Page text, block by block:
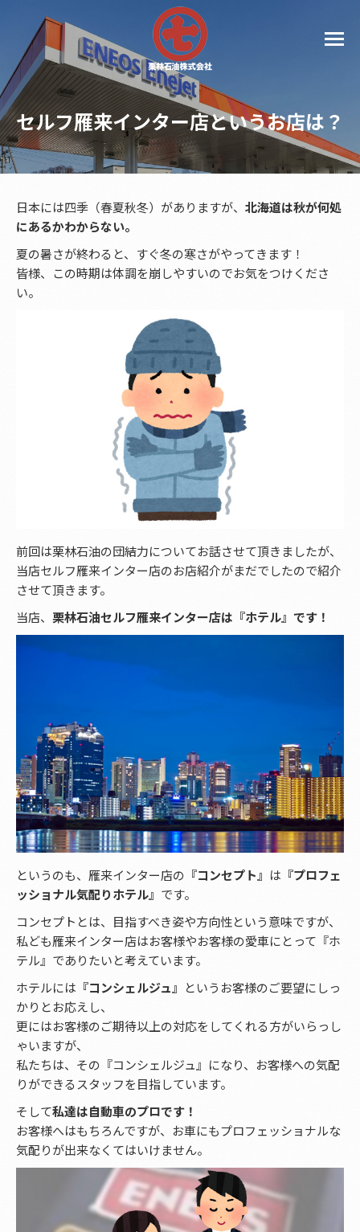
セルフ雁来インター店というお店は？
日本には四季（春夏秋冬）がありますが、 北海道は秋が何処
にあるかわからない。
夏の暑さが終わると、すぐ冬の寒さがやってきます！
皆様、この時期は体調を崩しやすいのでお気をつけくださ
い。
前回は栗林石油の団結力についてお話させて頂きましたが、
当店セルフ雁来インター店のお店紹介がまだでしたので紹介
させて頂きます。
当店、 栗林石油セルフ雁来インター店は『ホテル』です！
というのも、雁来インター店の 『コンセプト』 は 『プロフェ
ッショナル気配りホテル』 です。
コンセプトとは、目指すべき姿や方向性という意味ですが、
私ども雁来インター店はお客様やお客様の愛車にとって『ホ
テル』でありたいと考えています。
ホテルには 『コンシェルジュ』 というお客様のご要望にしっ
かりとお応えし、
更にはお客様のご期待以上の対応をしてくれる方がいらっし
ゃいますが、
私たちは、その『コンシェルジュ』になり、お客様への気配
りができるスタッフを目指しています。
そして私達は自動車のプロです！
お客様へはもちろんですが、お車にもプロフェッショナルな
気配りが出来なくてはいけません。